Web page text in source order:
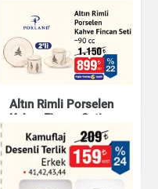
Elysia 6'lı Çay
Bardağı - 170 cc
Altın Rimli Porselen
Kahve Fincan Seti
Mutfak Ürünleri